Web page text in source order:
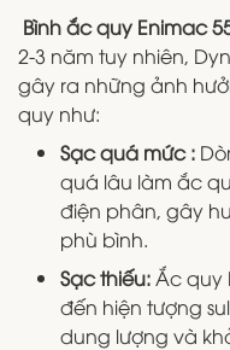
Bình ắc quy Enimac
2-3 năm tuy nhiên,
gây ra những ảnh
quy như:
Sạc quá mức :
quá lâu làm ắc
điện phân, gây
phù bình.
Sạc thiếu:Ắc quy
đến hiện tượng
dung lượng và